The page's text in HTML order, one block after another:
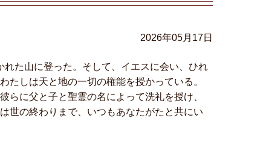
2026年05月17日
た山に登った。そして、イエスに会い、ひれ
たしは天と地の一切の権能を授かっている。
らに父と子と聖霊の名によって洗礼を授け、
世の終わりまで、いつもあなたがたと共にい